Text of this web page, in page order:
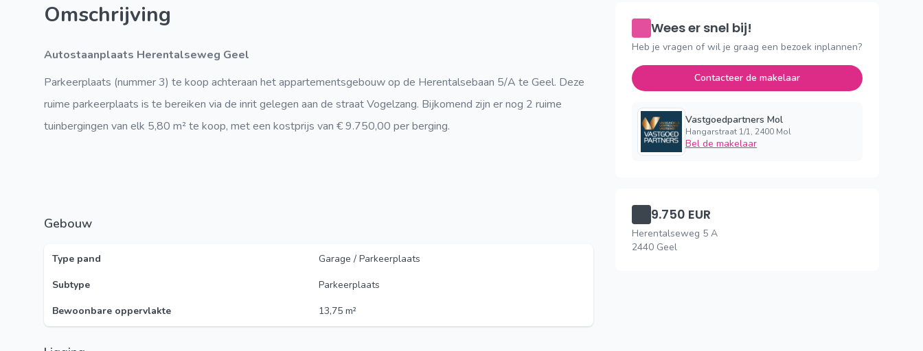
Omschrijving
Autostaanplaats Herentalseweg Geel
Parkeerplaats (nummer 3) te koop achteraan het appartementsgebouw op de Herentalsebaan 5/A te Geel. Deze
ruime parkeerplaats is te bereiken via de inrit gelegen aan de straat Vogelzang. Bijkomend zijn er nog 2 ruime
tuinbergingen van elk 5,80 m² te koop, met een kostprijs van € 9.750,00 per berging.
Gebouw
Type pand
Garage / Parkeerplaats
Subtype
Parkeerplaats
Bewoonbare oppervlakte
13,75 m²
Wees er snel bij!
Heb je vragen of wil je graag een bezoek inplannen?
Contacteer de makelaar
Vastgoedpartners Mol
Hangarstraat 1/1, 2400 Mol
Bel de makelaar
9.750 EUR
Herentalseweg 5 A
2440 Geel